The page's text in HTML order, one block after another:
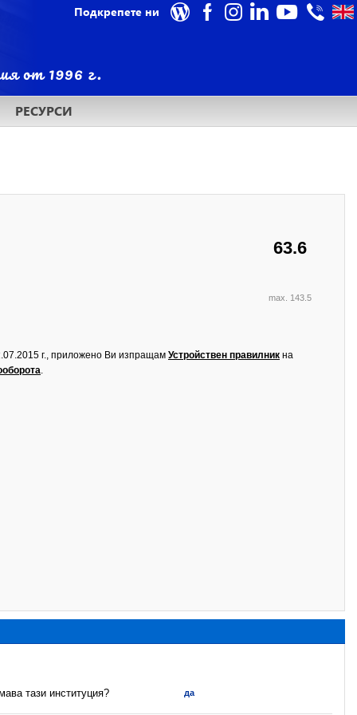
Подкрепете ни
РЕСУРСИ
63.6
max. 143.5
г., приложено Ви изпращам Устройствен правилник на
.
тази институция? да